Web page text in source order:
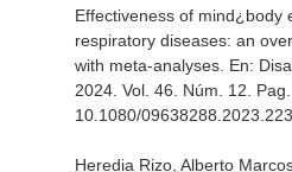
Effectiveness of mind¿body
respiratory diseases: an
with meta-analyses. En:
2024. Vol. 46. Núm. 12. Pag.
10.1080/
Heredia Rizo, Alberto